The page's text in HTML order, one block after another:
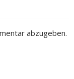
abzugeben.